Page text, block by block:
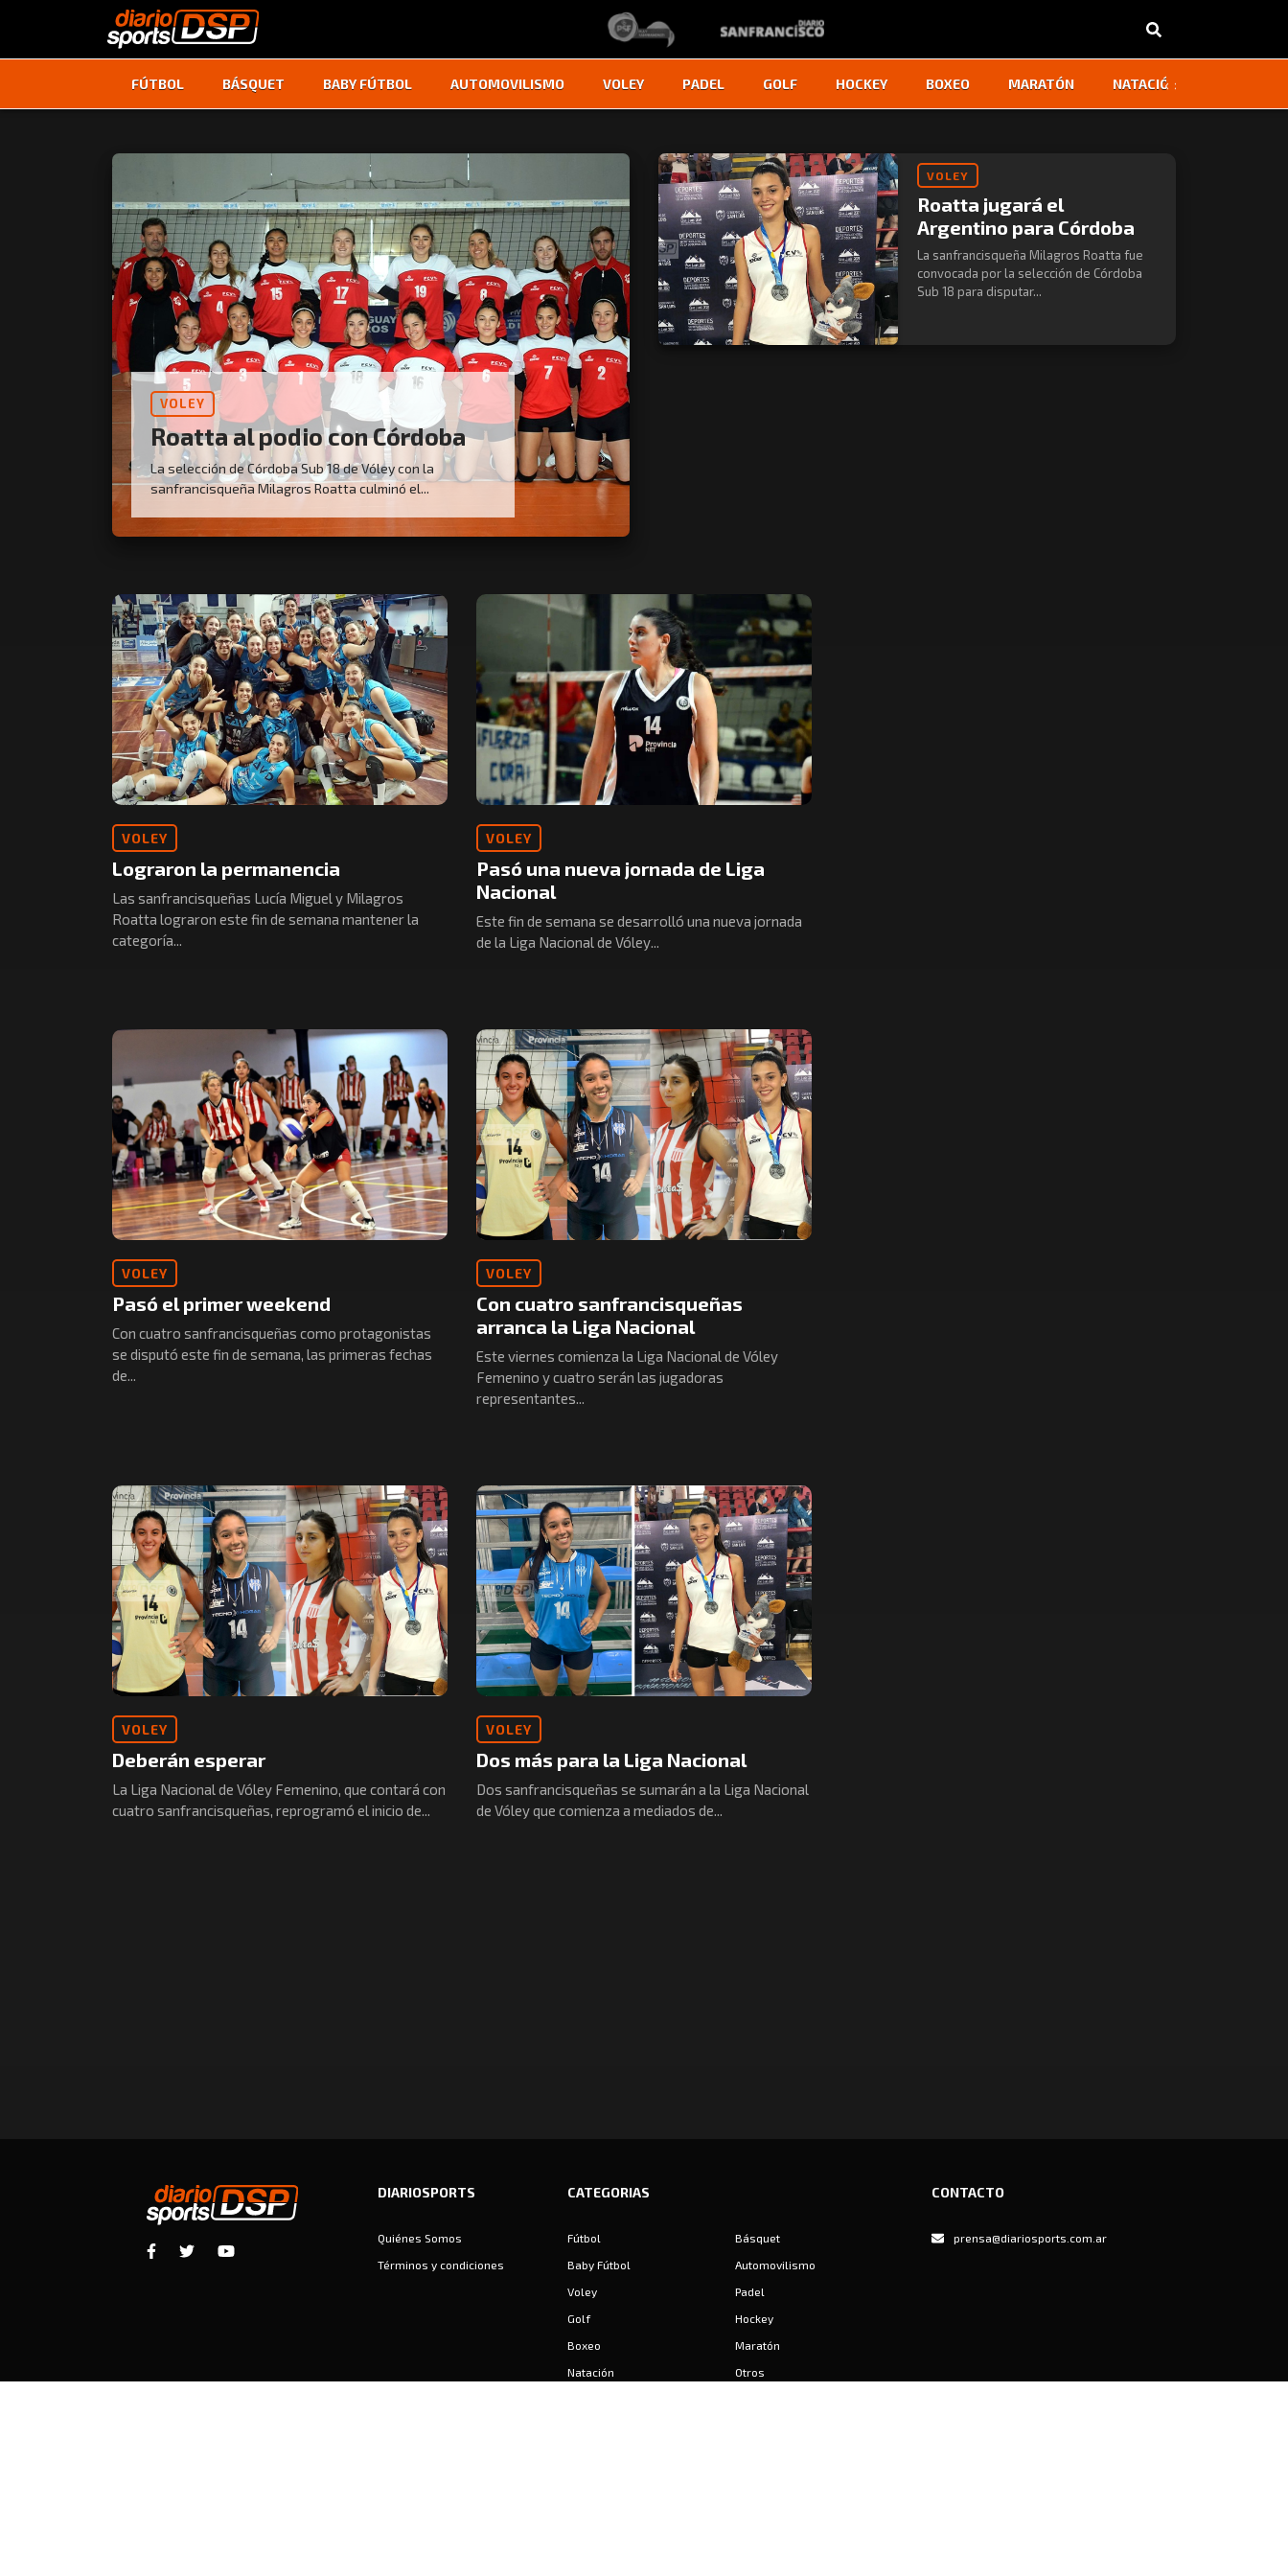
FÚTBOL BÁSQUET BABY FÚTBOL AUTOMOVILISMO VOLEY PADEL GOLF HOCKEY BOXEO MARATÓN NATACIÓN
‹ ›
VOLEY
Roatta al podio con Córdoba
La selección de Córdoba Sub 18 de Vóley con la
sanfrancisqueña Milagros Roatta culminó el...
VOLEY
Roatta jugará el
Argentino para Córdoba
La sanfrancisqueña Milagros Roatta fue
convocada por la selección de Córdoba
Sub 18 para disputar...
VOLEY
Lograron la permanencia
Las sanfrancisqueñas Lucía Miguel y Milagros
Roatta lograron este fin de semana mantener la
categoría...
VOLEY
Pasó una nueva jornada de Liga
Nacional
Este fin de semana se desarrolló una nueva jornada
de la Liga Nacional de Vóley...
VOLEY
Pasó el primer weekend
Con cuatro sanfrancisqueñas como protagonistas
se disputó este fin de semana, las primeras fechas
de...
VOLEY
Con cuatro sanfrancisqueñas
arranca la Liga Nacional
Este viernes comienza la Liga Nacional de Vóley
Femenino y cuatro serán las jugadoras
representantes...
VOLEY
Deberán esperar
La Liga Nacional de Vóley Femenino, que contará con
cuatro sanfrancisqueñas, reprogramó el inicio de...
VOLEY
Dos más para la Liga Nacional
Dos sanfrancisqueñas se sumarán a la Liga Nacional
de Vóley que comienza a mediados de...
DIARIOSPORTS
Quiénes Somos
Términos y condiciones
CATEGORIAS
Fútbol
Básquet
Baby Fútbol
Automovilismo
Voley
Padel
Golf
Hockey
Boxeo
Maratón
Natación
Otros
CONTACTO
prensa@diariosports.com.ar